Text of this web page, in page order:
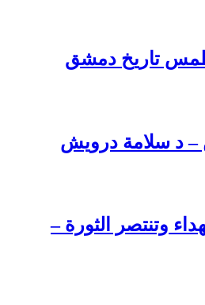
تاريخ دمشق
– د سلامة درويش
وتنتصر الثورة –